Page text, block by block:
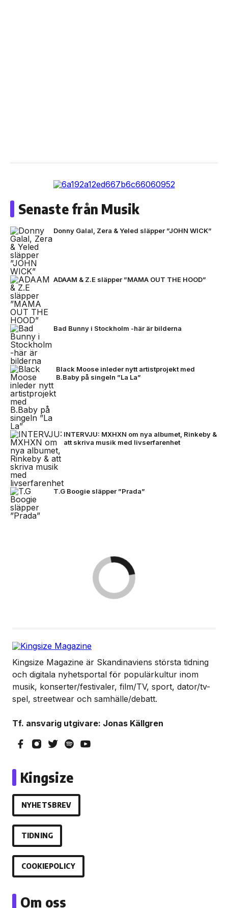
Senaste från Musik
Donny Galal, Zera & Yeled släpper ”JOHN WICK”
ADAAM & Z.E släpper ”MAMA OUT THE HOOD”
Bad Bunny i Stockholm -här är bilderna
Black Moose inleder nytt artistprojekt med
B.Baby på singeln ”La La”
INTERVJU: MXHXN om nya albumet, Rinkeby &
att skriva musik med livserfarenhet
T.G Boogie släpper ”Prada”
Kingsize Magazine är Skandinaviens största tidning
och digitala nyhetsportal för populärkultur inom
musik, konserter/festivaler, film/TV, sport, dator/tv-
spel, streetwear och samhälle/debatt.
Tf. ansvarig utgivare: Jonas Källgren
Kingsize
NYHETSBREV
TIDNING
COOKIEPOLICY
Om oss